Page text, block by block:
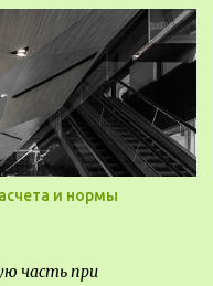
постоянные
выставочных
информации,
технологий, обмен
и нормы
часть при